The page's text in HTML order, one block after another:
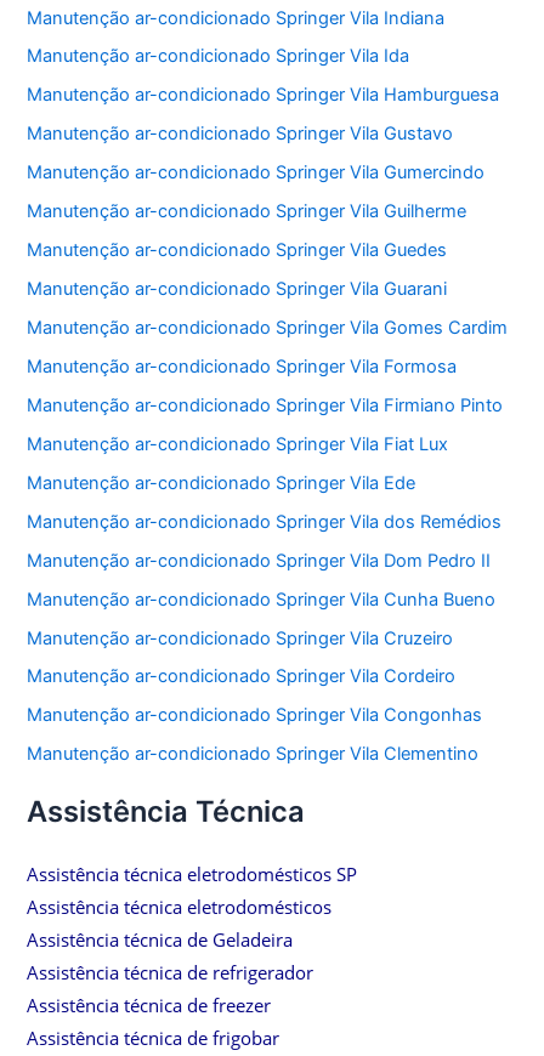
Manutenção ar-condicionado Springer Vila Indiana
Manutenção ar-condicionado Springer Vila Ida
Manutenção ar-condicionado Springer Vila Hamburguesa
Manutenção ar-condicionado Springer Vila Gustavo
Manutenção ar-condicionado Springer Vila Gumercindo
Manutenção ar-condicionado Springer Vila Guilherme
Manutenção ar-condicionado Springer Vila Guedes
Manutenção ar-condicionado Springer Vila Guarani
Manutenção ar-condicionado Springer Vila Gomes Cardim
Manutenção ar-condicionado Springer Vila Formosa
Manutenção ar-condicionado Springer Vila Firmiano Pinto
Manutenção ar-condicionado Springer Vila Fiat Lux
Manutenção ar-condicionado Springer Vila Ede
Manutenção ar-condicionado Springer Vila dos Remédios
Manutenção ar-condicionado Springer Vila Dom Pedro II
Manutenção ar-condicionado Springer Vila Cunha Bueno
Manutenção ar-condicionado Springer Vila Cruzeiro
Manutenção ar-condicionado Springer Vila Cordeiro
Manutenção ar-condicionado Springer Vila Congonhas
Manutenção ar-condicionado Springer Vila Clementino
Assistência Técnica
Assistência técnica eletrodomésticos SP
Assistência técnica eletrodomésticos
Assistência técnica de Geladeira
Assistência técnica de refrigerador
Assistência técnica de freezer
Assistência técnica de frigobar